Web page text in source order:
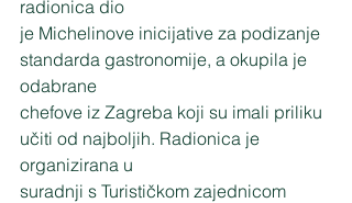
radionica dio
je Michelinove inicijative za podizanje
standarda gastronomije, a okupila je
odabrane
chefove iz Zagreba koji su imali priliku
učiti od najboljih. Radionica je
organizirana u
suradnji s Turističkom zajednicom